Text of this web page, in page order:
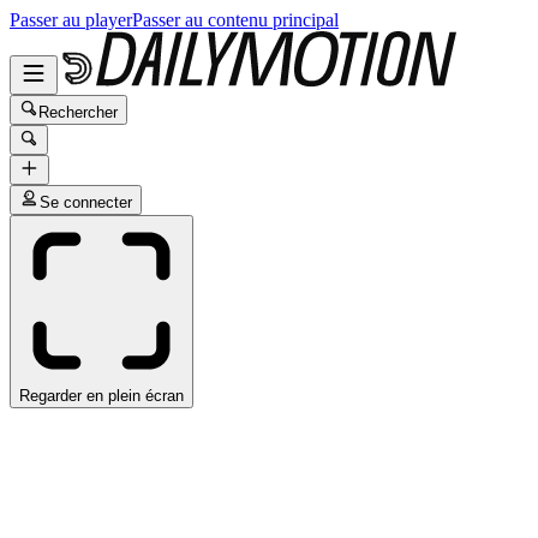
Passer au playerPasser au contenu principal
Rechercher
Se connecter
Regarder en plein écran